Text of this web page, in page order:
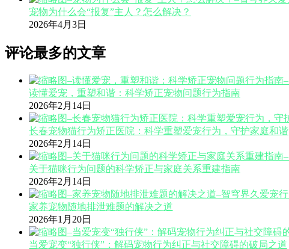
宠物为什么会“报复”主人？怎么解决？
2026年4月3日
评论最多的文章
读懂爱宠，重塑和谐：科学矫正宠物问题行为指南
2026年2月14日
长春宠物猫行为矫正医院：科学重塑爱宠行为，守护家庭和谐
2026年2月14日
关于猫咪行为问题的科学矫正与家庭关系重建指南
2026年2月14日
家养宠物随地排泄难题的解决之道
2026年1月20日
当爱宠变“独行侠”：解码宠物行为纠正与社交障碍的破局之道